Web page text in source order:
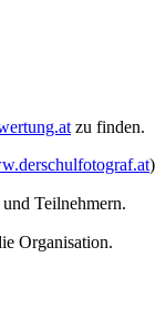
zu finden.
)
Teilnehmern.
Organisation.